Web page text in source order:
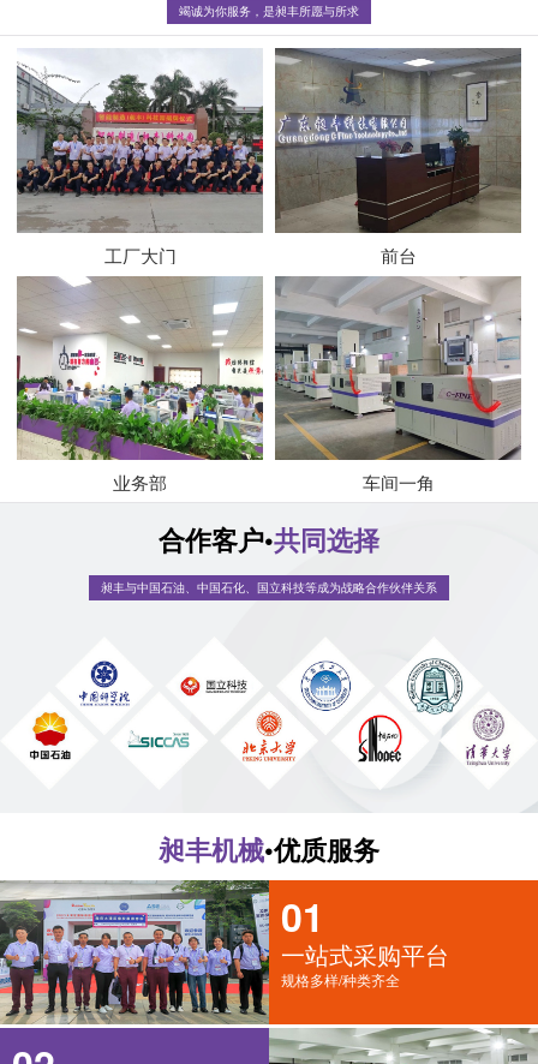
竭诚为你服务，是昶丰所愿与所求
工厂大门 前台
业务部 车间一角
合作客户•共同选择
昶丰与中国石油、中国石化、国立科技等成为战略合作伙伴关系
昶丰机械•优质服务
01
一站式采购平台
规格多样/种类齐全